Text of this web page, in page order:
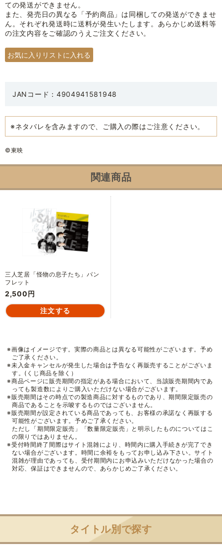
ての発送ができません。
また、発売日の異なる「予約商品」は同梱しての発送ができませ
ん。それぞれ発送時に送料が発生いたします。あらかじめ送料等
の注文内容をご確認のうえご注文ください。
JANコード：4904941581948
※ネタバレを含みますので、ご購入の際はご注意ください。
©東映
関連商品
三人芝居「怪物の息子たち」パン
フレット
2,500円
※画像はイメージです。実際の商品とは異なる可能性がございます。予め
ご了承ください。
※未入金キャンセルが発生した場合は予告なく再販売することがございま
す。(くじ商品を除く）
※商品ページに販売期間の指定がある場合において、当該販売期間内であ
っても製造数によりご購入いただけない場合がございます。
※販売期間はその時点での製造商品に対するものであり、期間限定販売の
商品であることを示唆するものではございません。
※販売期間が設定されている商品であっても、お客様の承諾なく再販する
可能性がございます。予めご了承ください。
ただし「期間限定販売」「数量限定販売」と明示したものについてはこ
の限りではありません。
※受付時間終了間際はサイト混雑により、時間内に購入手続きが完了でき
ない場合がございます。時間に余裕をもってお申し込み下さい。サイト
混雑が理由であっても、受付期間内にお申込みいただけなかった場合の
対応、保証はできませんので、あらかじめご了承ください。
タイトル別で探す